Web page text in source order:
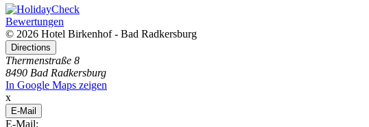
Bewertungen
© 2026 Hotel Birkenhof - Bad Radkersburg
Directions
Thermenstraße 8
8490 Bad Radkersburg
In Google Maps zeigen
x
E-Mail
E-Mail: